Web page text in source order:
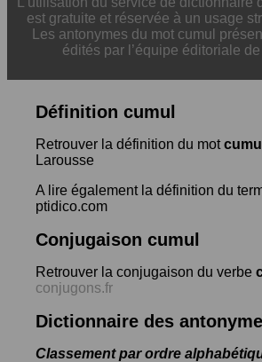
est gratuite et réservée à un usage
Les antonymes du mot cumul
édités par l’équipe éditoriale
Définition cumul
Retrouver la définition du motcumul
Larousse
A lire également la définition du
ptidico.com
Conjugaison cumul
Retrouver la conjugaison du verbe
conjugons.fr
Dictionnaire des
Classement par ordre